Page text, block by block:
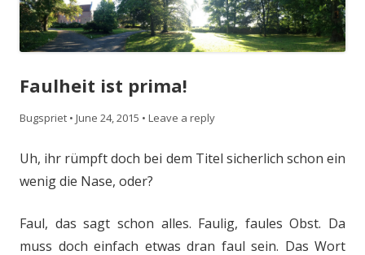
Faulheit ist prima!
Bugspriet • June 24, 2015 • Leave a reply
Uh, ihr rümpft doch bei dem Titel sicherlich schon ein
wenig die Nase, oder?
Faul, das sagt schon alles. Faulig, faules Obst. Da
muss doch einfach etwas dran faul sein. Das Wort